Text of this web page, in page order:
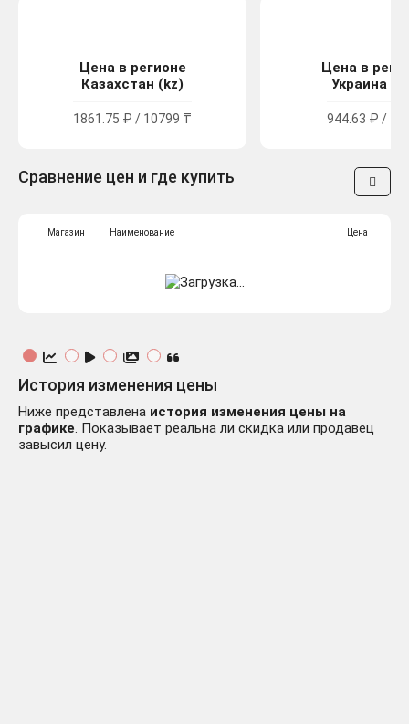
Цена в регионе
Казахстан (kz)
1861.75 ₽ / 10799 ₸
Цена в
Украина
944.63 ₽ /
Сравнение цен и где купить
Магазин Наименование Цена
История изменения цены
Ниже представлена история изменения цены на
графике. Показывает реальна ли скидка или продавец
завысил цену.